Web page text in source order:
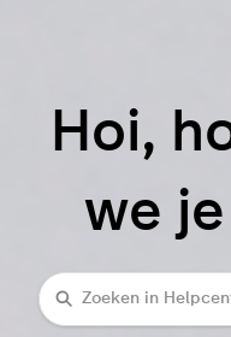
Hoi,
we
Zoeken